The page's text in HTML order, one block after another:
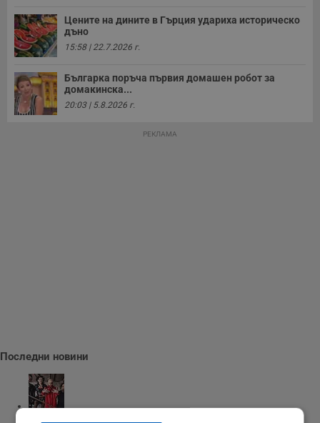
Цените на дините в Гърция удариха историческо
дъно
15:58 | 22.7.2026 г.
Българка поръча първия домашен робот за
домакинска...
20:03 | 5.8.2026 г.
РЕКЛАМА
Последни новини